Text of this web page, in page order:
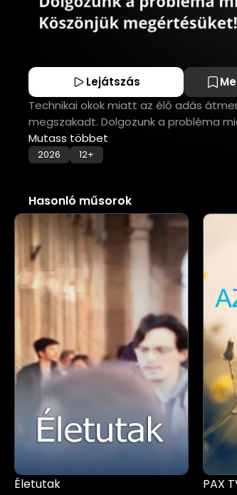
Lejátszás
Technikai okok miatt az élő adás
megszakadt. Dolgozunk a probléma
Mutass többet
2026 12+
Hasonló műsorok
Életutak PAX